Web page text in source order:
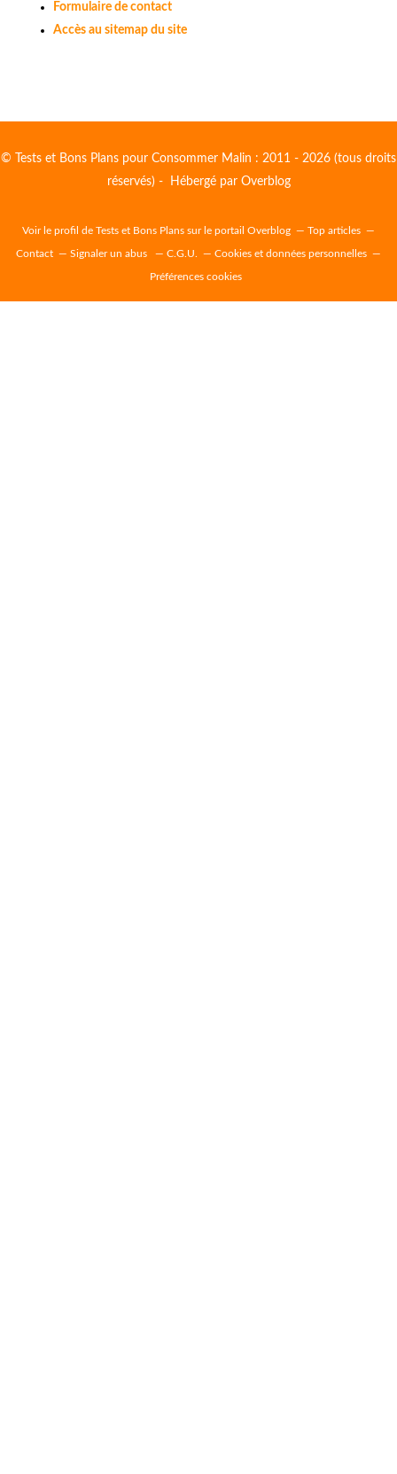
Formulaire de contact
Accès au sitemap du site
© Tests et Bons Plans pour Consommer Malin : 2011 - 2026 (tous droits
réservés) - Hébergé par Overblog
Voir le profil de Tests et Bons Plans sur le portail Overblog Top articles
Contact Signaler un abus C.G.U. Cookies et données personnelles
Préférences cookies